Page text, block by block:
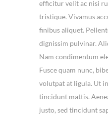
efficitur velit ac nisi
tristique. Vivamus
finibus aliquet.
dignissim pulvinar.
Nam condimentum
Fusce quam nunc,
volutpat at ligula. Ut
tincidunt mattis.
justo, sed tincidunt